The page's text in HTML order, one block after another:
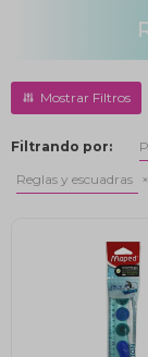
Filtrando por:
Reglas y escuadras